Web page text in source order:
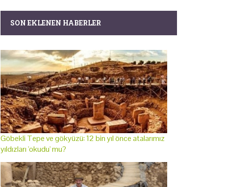
SON EKLENEN HABERLER
Göbekli Tepe ve gökyüzü: 12 bin yıl önce atalarımız
yıldızları 'okudu' mu?